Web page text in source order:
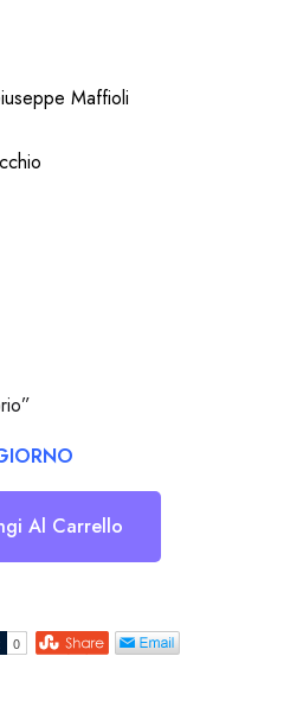
Maffioli
Al Carrello